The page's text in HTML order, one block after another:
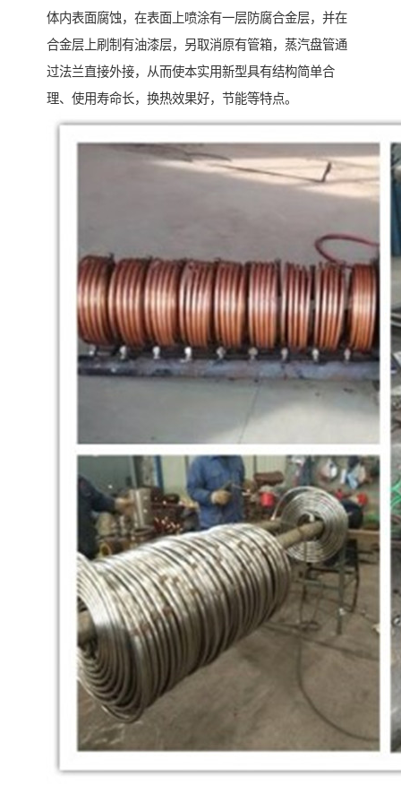
体内表面腐蚀，在表面上喷涂有一层防腐合金层，并在
合金层上刷制有油漆层，另取消原有管箱，蒸汽盘管通
过法兰直接外接，从而使本实用新型具有结构简单合
理、使用寿命长，换热效果好，节能等特点。